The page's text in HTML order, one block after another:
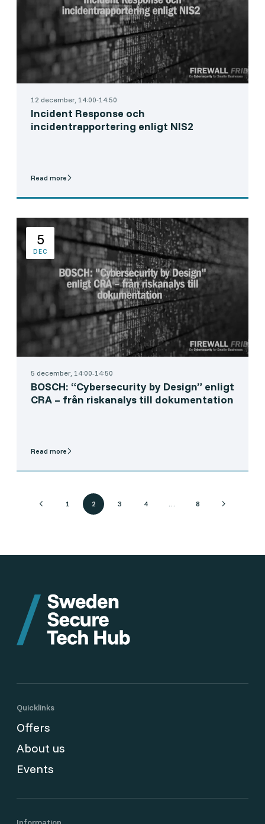
12 december, 14:00-14:50
Incident Response och
incidentrapportering enligt NIS2
Read more
5
DEC
5 december, 14:00-14:50
BOSCH: “Cybersecurity by Design” enligt
CRA – från riskanalys till dokumentation
Read more
1 2 3 4 … 8
Quicklinks
Offers
About us
Events